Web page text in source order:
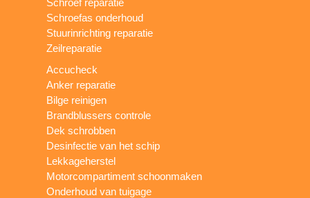
Schroef reparatie
Schroefas onderhoud
Stuurinrichting reparatie
Zeilreparatie
Accucheck
Anker reparatie
Bilge reinigen
Brandblussers controle
Dek schrobben
Desinfectie van het schip
Lekkageherstel
Motorcompartiment schoonmaken
Onderhoud van tuigage